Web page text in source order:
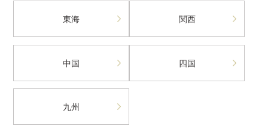
東海 関西
中国 四国
九州